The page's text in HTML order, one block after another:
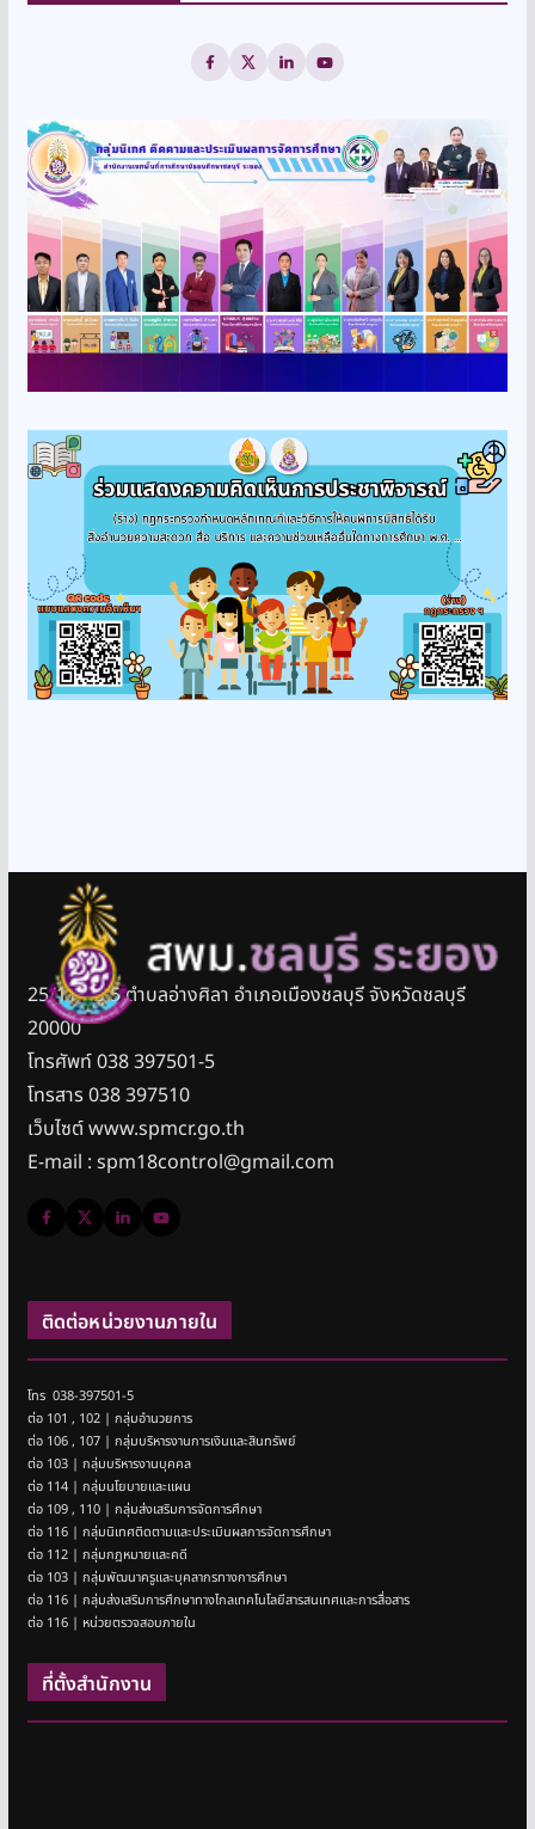
25/11 หมู่ 5 ตำบลอ่างศิลา อำเภอเมืองชลบุรี จังหวัดชลบุรี
20000
โทรศัพท์ 038 397501-5
โทรสาร 038 397510
เว็บไซต์ www.spmcr.go.th
E-mail : spm18control@gmail.com
ติดต่อหน่วยงานภายใน
โทร 038-397501-5
ต่อ 101 , 102 | กลุ่มอำนวยการ
ต่อ 106 , 107 | กลุ่มบริหารงานการเงินและสินทรัพย์
ต่อ 103 | กลุ่มบริหารงานบุคคล
ต่อ 114 | กลุ่มนโยบายและแผน
ต่อ 109 , 110 | กลุ่มส่งเสริมการจัดการศึกษา
ต่อ 116 | กลุ่มนิเทศติดตามและประเมินผลการจัดการศึกษา
ต่อ 112 | กลุ่มกฎหมายและคดี
ต่อ 103 | กลุ่มพัฒนาครูและบุคลากรทางการศึกษา
ต่อ 116 | กลุ่มส่งเสริมการศึกษาทางไกลเทคโนโลยีสารสนเทศและการสื่อสาร
ต่อ 116 | หน่วยตรวจสอบภายใน
ที่ตั้งสำนักงาน